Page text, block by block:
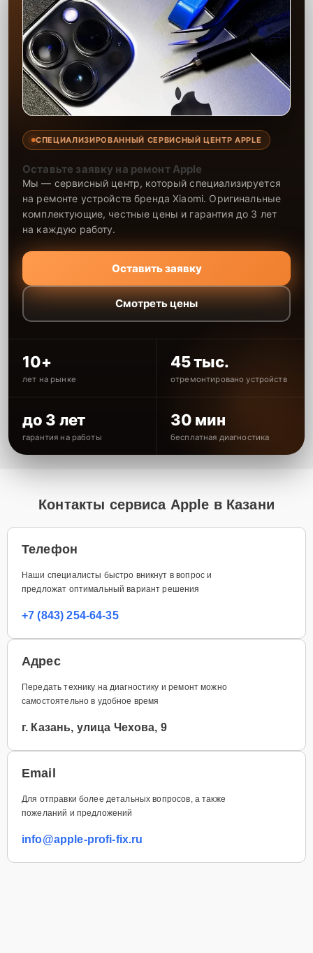
СПЕЦИАЛИЗИРОВАННЫЙ СЕРВИСНЫЙ ЦЕНТР APPLE
Оставьте заявку на ремонт Apple
Мы — сервисный центр, который специализируется
на ремонте устройств бренда Xiaomi. Оригинальные
комплектующие, честные цены и гарантия до 3 лет
на каждую работу.
Оставить заявку
Смотреть цены
10+
лет на рынке
45 тыс.
отремонтировано устройств
до 3 лет
гарантия на работы
30 мин
бесплатная диагностика
Контакты сервиса Apple в Казани
Телефон
Наши специалисты быстро вникнут в вопрос и
предложат оптимальный вариант решения
+7 (843) 254-64-35
Адрес
Передать технику на диагностику и ремонт можно
самостоятельно в удобное время
г. Казань, улица Чехова, 9
Email
Для отправки более детальных вопросов, а также
пожеланий и предложений
info@apple-profi-fix.ru